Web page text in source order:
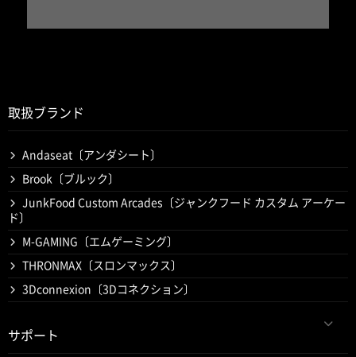
取扱ブランド
Andaseat〔アンダシート〕
Brook〔ブルック〕
JunkFood Custom Arcades〔ジャンクフード カスタム アーケー
ド〕
M-GAMING〔エムゲーミング〕
THRONMAX〔スロンマックス〕
3Dconnexion〔3Dコネクション〕
サポート